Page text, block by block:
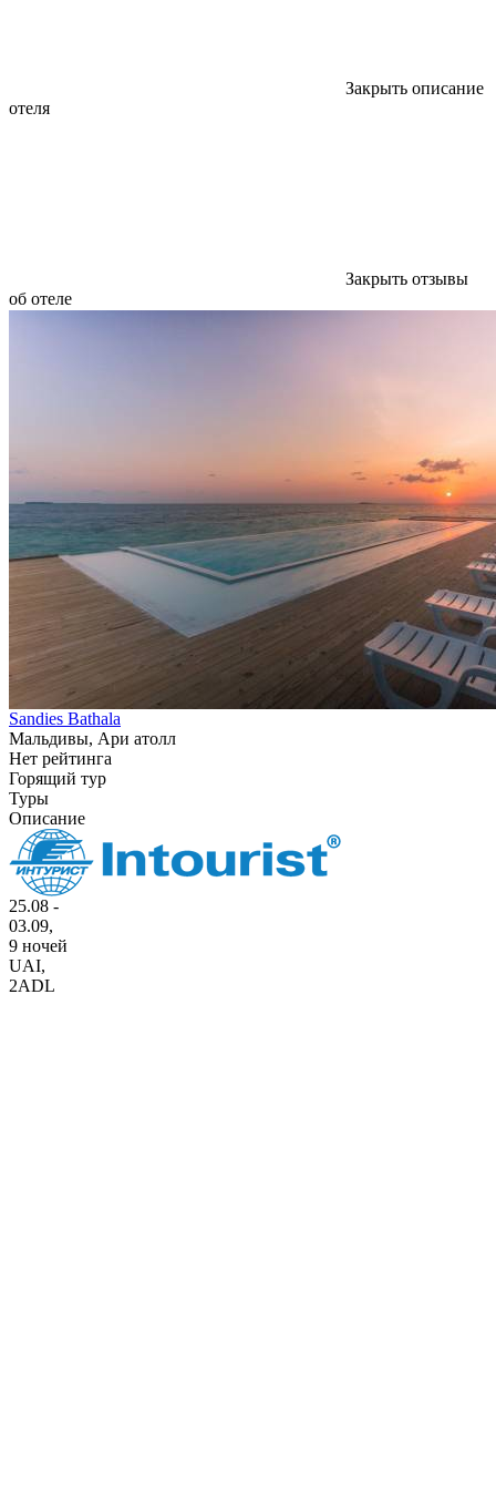
Закрыть описание
отеля
Закрыть отзывы
об отеле
Sandies Bathala
Мальдивы, Ари атолл
Нет рейтинга
Горящий тур
Туры
Описание
25.08 -
03.09,
9 ночей
UAI,
2ADL